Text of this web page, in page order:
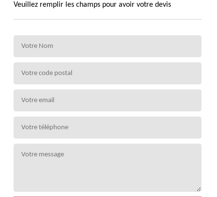
Veuillez remplir les champs pour avoir votre devis